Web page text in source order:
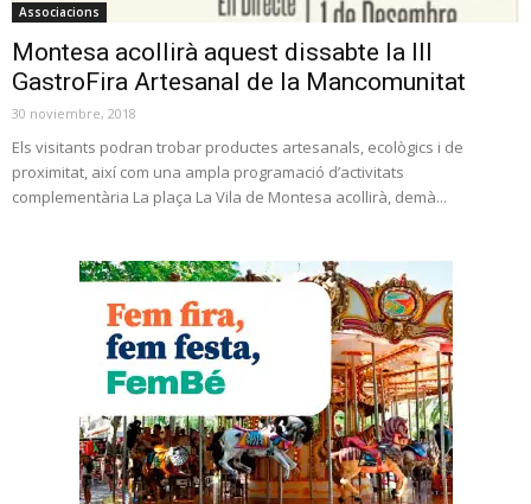
Associacions
Montesa acollirà aquest dissabte la III
GastroFira Artesanal de la Mancomunitat
30 noviembre, 2018
Els visitants podran trobar productes artesanals, ecològics i de
proximitat, així com una ampla programació d’activitats
complementària La plaça La Vila de Montesa acollirà, demà...